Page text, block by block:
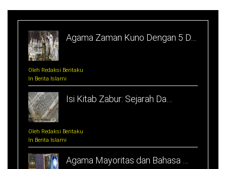
Agama Zaman Kuno Dengan 5 D…
Oleh Redaksi Beritaku
In Berita Islami
Isi Kitab Zabur: Sejarah Da…
Oleh Redaksi Beritaku
In Berita Islami
Agama Mayoritas dan Bahasa …